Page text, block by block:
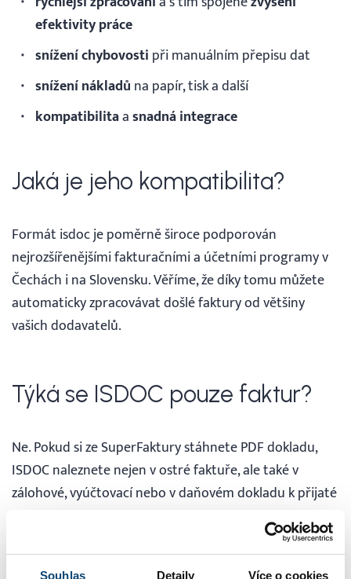
Souhlas Detaily Více o cookies
efektivity práce
snížení chybovosti při manuálním přepisu dat
snížení nákladů na papír, tisk a další
kompatibilitaasnadnáintegrace
Jaká je jeho kompatibilita?
Formát isdoc je poměrně široce podporován
nejrozšířenějšími fakturačními a účetními programy v
Čechách i na Slovensku. Věříme, že díky tomu můžete
automaticky zpracovávat došlé faktury od většiny
vašich dodavatelů.
Týká se ISDOC pouze faktur?
Ne. Pokud si ze SuperFaktury stáhnete PDF dokladu,
ISDOC naleznete nejen v ostré faktuře, ale také v
zálohové, vyúčtovací nebo v daňovém dokladu k přijaté
Pokud byste si z nějakého důvodu chtěli prohlédnout,